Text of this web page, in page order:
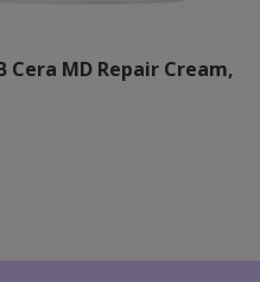
Cera MD Repair Cream,